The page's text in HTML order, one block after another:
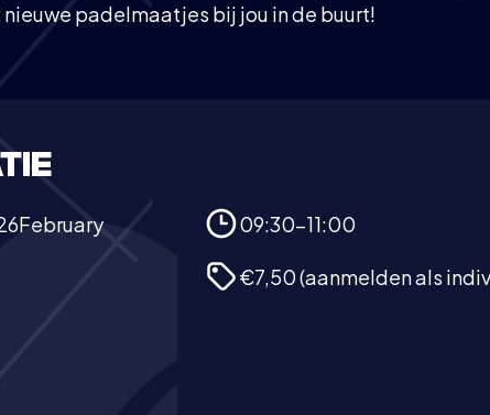
padelmaatjes bij jou in de buurt!
February 09:30-11:00
€7,50 (aanmelden als